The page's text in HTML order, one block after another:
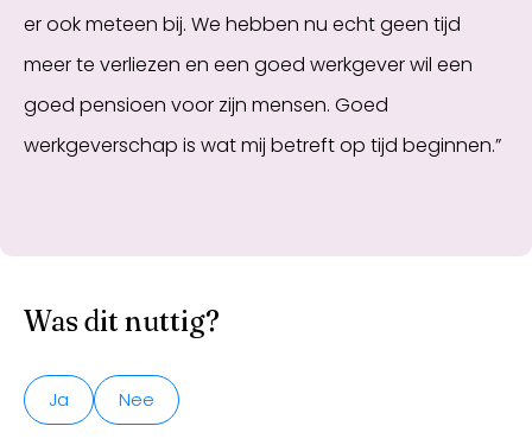
er ook meteen bij. We hebben nu echt geen tijd
meer te verliezen en een goed werkgever wil een
goed pensioen voor zijn mensen. Goed
werkgeverschap is wat mij betreft op tijd beginnen.”
Was dit nuttig?
Ja Nee